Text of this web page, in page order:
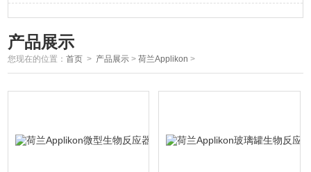
产品展示
您现在的位置：首页 > 产品展示 >荷兰Applikon >